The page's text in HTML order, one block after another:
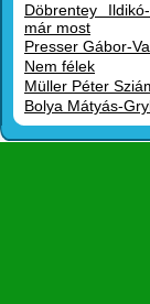
Döbrentey
már most
Presser Gábor-
Nem félek
Müller Péter
Bolya Mátyás-